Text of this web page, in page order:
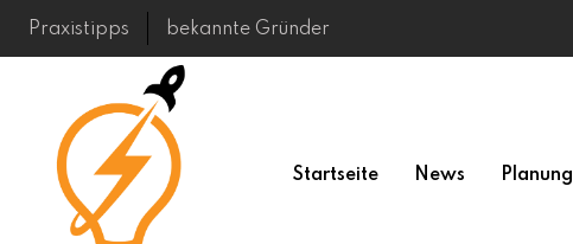
Skip
Praxistipps bekannte Gründer
Startseite News Planung